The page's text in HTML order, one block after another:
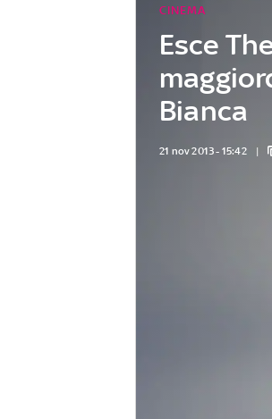
Esce
Bianca
CINEMA
21 nov 2013 - 15:42